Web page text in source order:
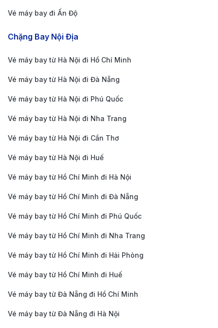
chi phí sẽ cao hơn so với taxi thông thường.
Sân bay quốc tế Đà Nẵng (DAD)
Sân bay quốc tế Đà Nẵng (DAD) là một trong những
thành phố Đà Nẵng, miền Trung. Sân bay phục vụ cả
chuyến bay quốc nội và quốc tế, kết nối Đà Nẵng với
các điểm đến nổi bật như Hàn Quốc, Nhật Bản, Trung
Quốc và các quốc gia Đông Nam Á. Với hai khu vực
được trang bị các tiện nghi hiện đại như wifi miễn phí,
quầy đổi tiền, nhà hàng, và cửa hàng miễn thuế. Nằm
gần trung tâm thành phố và các địa điểm du lịch nổi
tiếng như Bà Nà Hills và Hội An, sân bay là cửa ngõ
thuận lợi cho du khách.
Cách di chuyển từ sân bay quốc tế Đà Nẵng đến
trung tâm thành phố
Từ sân bay quốc tế Đà Nẵng (DAD) đến trung tâm
tiện di chuyển phổ biến như sau:
Vé máy bay đi Ấn Độ
Chặng Bay Nội Địa
Vé máy bay từ Hà Nội đi Hồ Chí Minh
Vé máy bay từ Hà Nội đi Đà Nẵng
Vé máy bay từ Hà Nội đi Phú Quốc
Vé máy bay từ Hà Nội đi Nha Trang
Vé máy bay từ Hà Nội đi Cần Thơ
Vé máy bay từ Hà Nội đi Huế
Vé máy bay từ Hồ Chí Minh đi Hà Nội
Vé máy bay từ Hồ Chí Minh đi Đà Nẵng
Vé máy bay từ Hồ Chí Minh đi Phú Quốc
Vé máy bay từ Hồ Chí Minh đi Nha Trang
Vé máy bay từ Hồ Chí Minh đi Hải Phòng
Vé máy bay từ Hồ Chí Minh đi Huế
Vé máy bay từ Đà Nẵng đi Hồ Chí Minh
Vé máy bay từ Đà Nẵng đi Hà Nội